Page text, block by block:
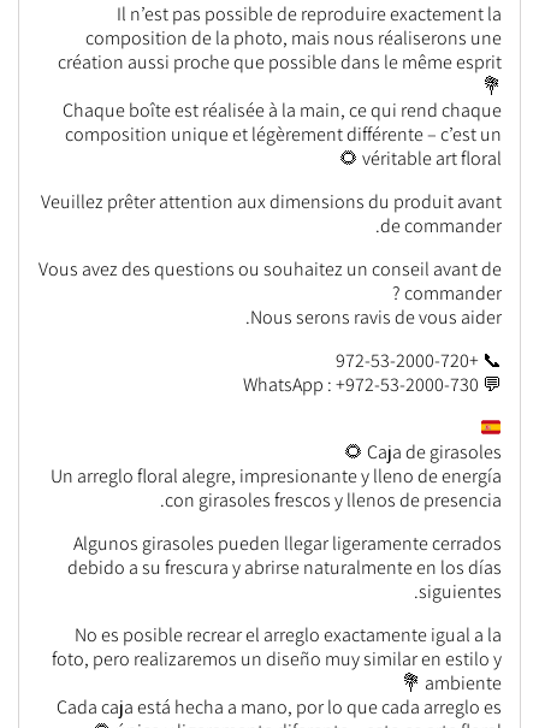
Il n’est pas possible de reproduire exactement la
composition de la photo, mais nous réaliserons une
création aussi proche que possible dans le même esprit
💐
Chaque boîte est réalisée à la main, ce qui rend chaque
composition unique et légèrement différente – c’est un
véritable art floral 🌻
Veuillez prêter attention aux dimensions du produit avant
de commander.
Vous avez des questions ou souhaitez un conseil avant de
commander ?
Nous serons ravis de vous aider.
📞 +972-53-2000-720
💬 WhatsApp : +972-53-2000-730
Caja de girasoles 🌻
Un arreglo floral alegre, impresionante y lleno de energía
con girasoles frescos y llenos de presencia.
Algunos girasoles pueden llegar ligeramente cerrados
debido a su frescura y abrirse naturalmente en los días
siguientes.
No es posible recrear el arreglo exactamente igual a la
foto, pero realizaremos un diseño muy similar en estilo y
ambiente 💐
Cada caja está hecha a mano, por lo que cada arreglo es